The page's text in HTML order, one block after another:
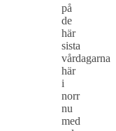
på
de
här
sista
vårdagarna
här
i
norr
nu
med